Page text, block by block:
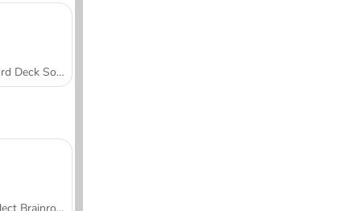
Word Deck Solitaire